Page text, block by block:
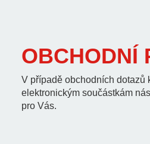
OBCHODNÍ
V případě obchodních dotazů
elektronickým součástkám
pro Vás.